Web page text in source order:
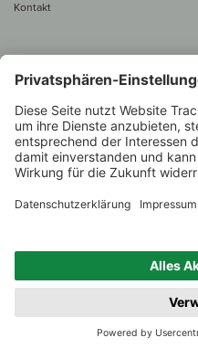
Kontakt
1.000 Winzer –